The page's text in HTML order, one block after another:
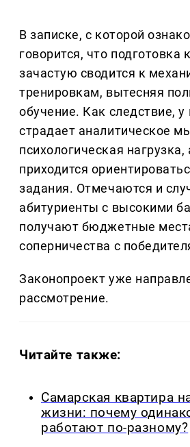
В записке, с которой
говорится, что подготовка
зачастую сводится к
тренировкам, вытесняя
обучение. Как следствие,
страдает аналитическое
психологическая нагрузка,
приходится
задания. Отмечаются и
абитуриенты с высокими
получают бюджетные
соперничества с
Законопроект уже
рассмотрение.
Читайте также:
Самарская квартира
жизни: почему
работают по-разному?